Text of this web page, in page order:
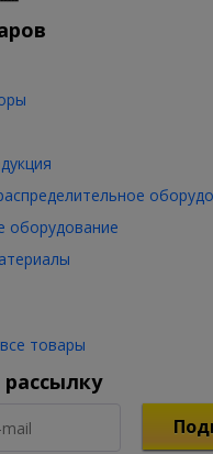
оборудование
товары